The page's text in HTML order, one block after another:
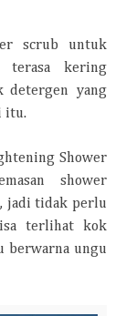
scrub untuk
kering
detergen yang
itu.
Shower
shower
jadi tidak perlu
terlihat kok
berwarna ungu